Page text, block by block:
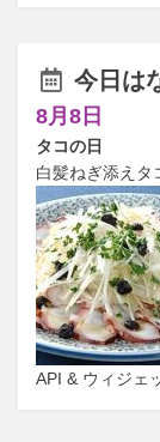
今日は
8月8日
タコの日
白髪ねぎ添えタ
API & ウィジェ